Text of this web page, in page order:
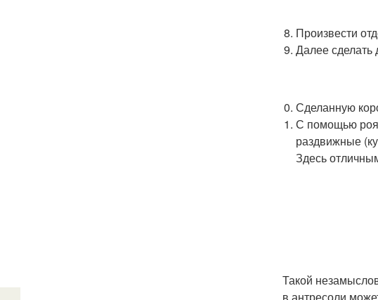
Произвести
Далее сделать
Сделанную
С помощью
раздвижные
Здесь
Такой